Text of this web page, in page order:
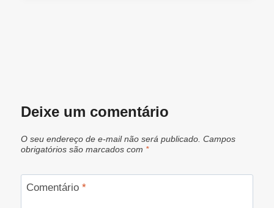
Deixe um comentário
O seu endereço de e-mail não será publicado. Campos
obrigatórios são marcados com *
Comentário *